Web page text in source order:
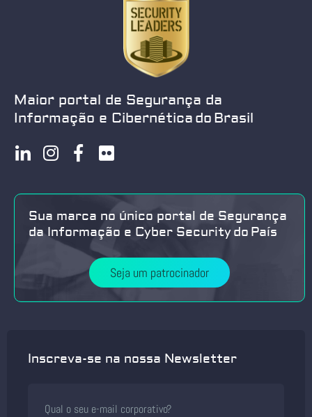
Maior portal de Segurança da
Informação e Cibernética do Brasil
Sua marca no único portal de Segurança
da Informação e Cyber Security do País
Seja um patrocinador
Inscreva-se na nossa Newsletter